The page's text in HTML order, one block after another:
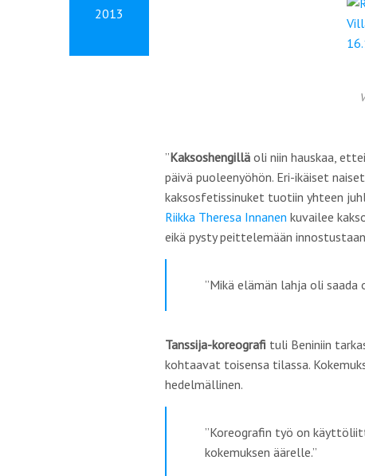
2013
”Kaksoshengillä oli niin hauskaa,
päivä puoleenyöhön. Eri-ikäiset
kaksosfetissinuket tuotiin yhteen
Riikka Theresa Innanen kuvailee
eikä pysty peittelemään
”Mikä elämän lahja oli saada
Tanssija-koreografi tuli Beniniin
kohtaavat toisensa tilassa.
hedelmällinen.
”Koreografin työ on
kokemuksen äärelle.”